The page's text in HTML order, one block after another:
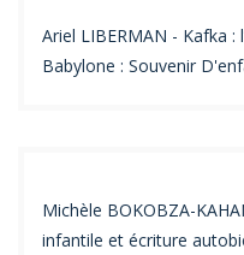
Ariel LIBERMAN - Kafka
Babylone : Souvenir
Michèle BOKOBZA-
infantile et écriture